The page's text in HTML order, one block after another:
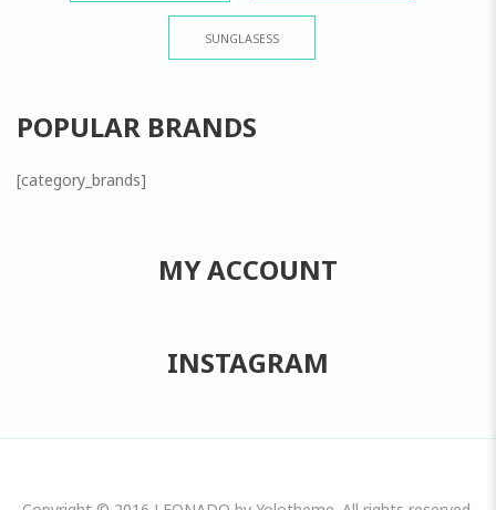
SUNGLASESS
POPULAR BRANDS
[category_brands]
MY ACCOUNT
INSTAGRAM